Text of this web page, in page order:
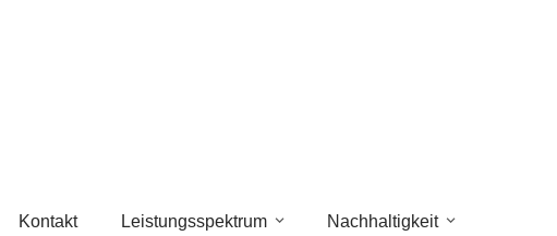
Kontakt Leistungsspektrum Nachhaltigkeit